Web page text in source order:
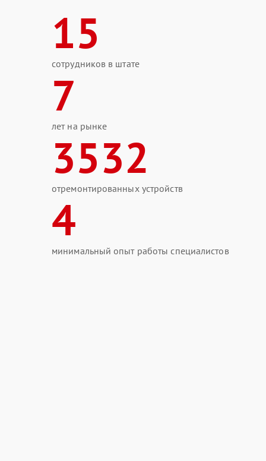
15
сотрудников в штате
7
лет на рынке
3532
отремонтированных устройств
4
минимальный опыт работы специалистов